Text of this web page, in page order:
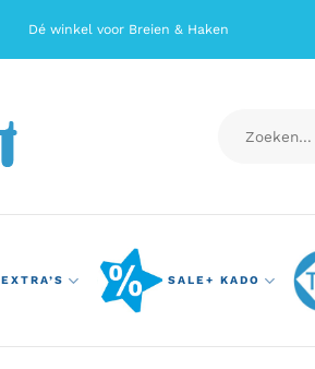
Dé winkel voor Breien & Haken
naar:
EXTRA’S SALE+ KADO